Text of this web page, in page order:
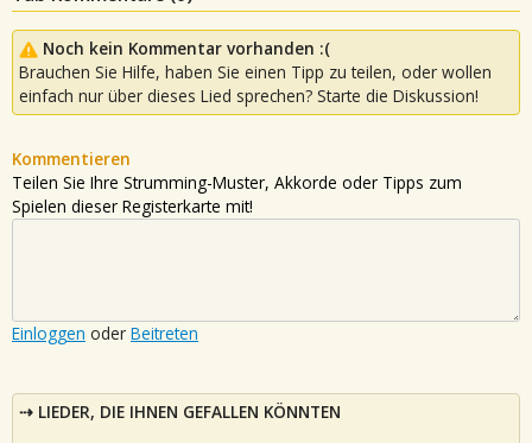
Noch kein Kommentar vorhanden :(
Brauchen Sie Hilfe, haben Sie einen Tipp zu teilen, oder wollen
einfach nur über dieses Lied sprechen? Starte die Diskussion!
Kommentieren
Teilen Sie Ihre Strumming-Muster, Akkorde oder Tipps zum
Spielen dieser Registerkarte mit!
Einloggen oder Beitreten
LIEDER, DIE IHNEN GEFALLEN KÖNNTEN